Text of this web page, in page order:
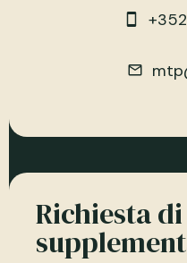
Richiesta